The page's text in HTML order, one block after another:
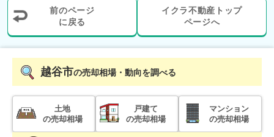
埼玉県越谷市大字大林
階数:2階 築年数:17年
2,700万円 2025年3月
埼玉県八潮市大字新町
前のページ
に戻る
イクラ不動産トップ
ページへ
越谷市の売却相場・動向を調べる
土地
の売却相場
戸建て
の売却相場
マンション
の売却相場